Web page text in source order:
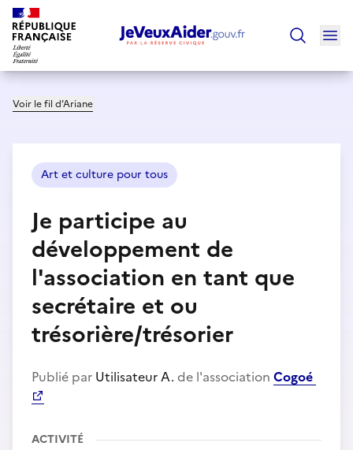
Voir le fil d’Ariane
Art et culture pour tous
Je participe au
développement de
l'association en tant que
secrétaire et ou
trésorière/trésorier
Publié par Utilisateur A. de l'association Cogoé
ACTIVITÉ